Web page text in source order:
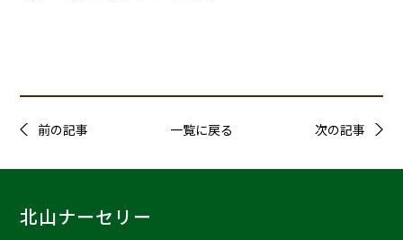
前の記事 一覧に戻る 次の記事
北山ナーセリー